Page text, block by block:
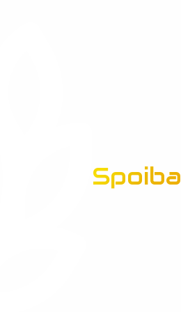
Spoiba